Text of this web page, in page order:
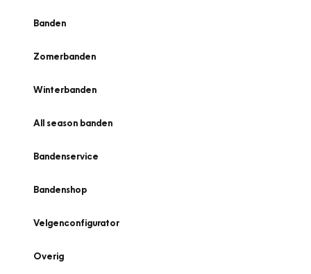
Banden
Zomerbanden
Winterbanden
All season banden
Bandenservice
Bandenshop
Velgenconfigurator
Overig